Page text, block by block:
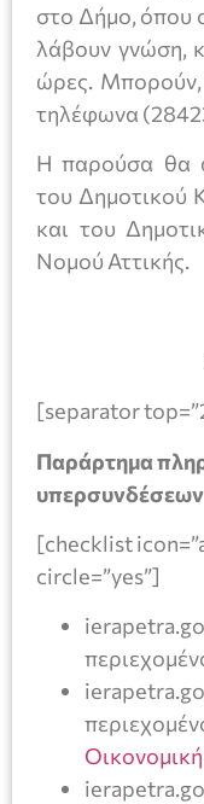
στο Δήμο, όπου
λάβουν γνώση,
ώρες. Μπορούν,
τηλέφωνα
Η παρούσα θα
του Δημοτικού
και του
Νομού Αττικής.
[separator
Παράρτημα
υπερσυνδέσεων
[checklist
circle=”yes”]